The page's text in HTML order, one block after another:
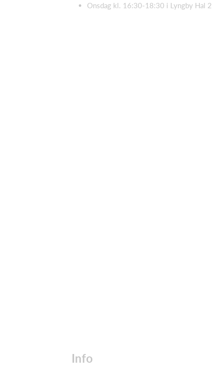
Onsdag kl. 16:30-18:30 i Lyngby Hal 2
Info